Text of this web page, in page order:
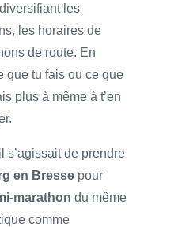
les
les horaires de
de route. En
que tu fais ou ce que
plus à même à t’en
s’agissait de prendre
en Bresse pour
marathon du même
comme